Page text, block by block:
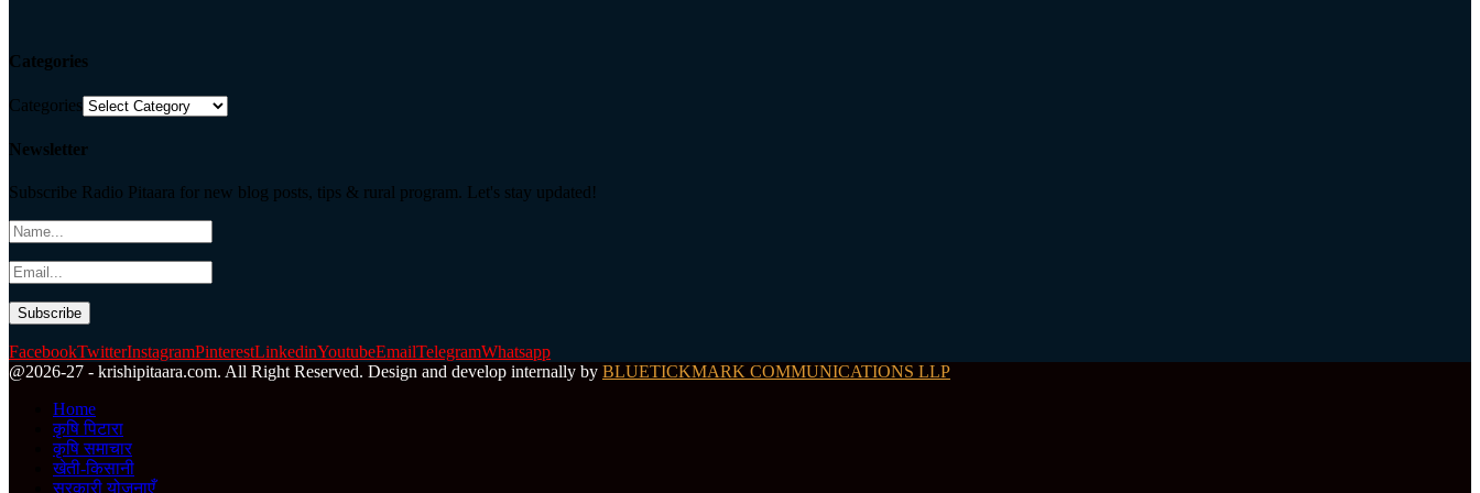
Categories
Categories
Newsletter
Subscribe Radio Pitaara for new blog posts, tips & rural program. Let's stay updated!
FacebookTwitterInstagramPinterestLinkedinYoutubeEmailTelegramWhatsapp
@2026-27 - krishipitaara.com. All Right Reserved. Design and develop internally by BLUETICKMARK COMMUNICATIONS LLP
Home
कृषि पिटारा
कृषि समाचार
खेती-किसानी
सरकारी योजनाएँ